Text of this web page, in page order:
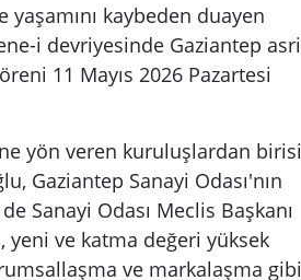
kaybeden duayen
i devriyesinde Gaziantep asri
11 Mayıs 2026 Pazartesi
yön veren kuruluşlardan birisi
Gaziantep Sanayi Odası'nın
Sanayi Odası Meclis Başkanı
yeni ve katma değeri yüksek
ve markalaşma gibi